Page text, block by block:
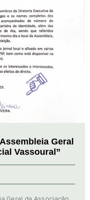
Geral
Vassoural”